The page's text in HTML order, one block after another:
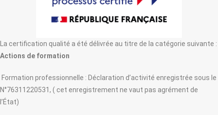
La certification qualité a été délivrée au titre de la catégorie suivante :
Actions de formation
Formation professionnelle : Déclaration d’activité enregistrée sous le
N°76311220531, ( cet enregistrement ne vaut pas agrément de
l’État)